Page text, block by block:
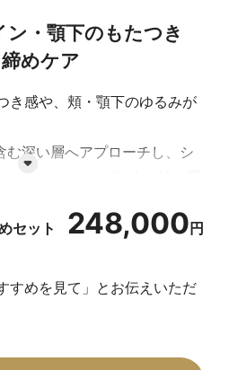
・顎下のもたつき
めケア
き感や、頬・顎下のゆるみが
む深い層へアプローチし、シ
うことで、すっきりとした
き締めセットです。
ライン＋下顎） 198,000円、
99,000円の組み合わせを、
セット
248,000 円
すめを見て」とお伝えいただ